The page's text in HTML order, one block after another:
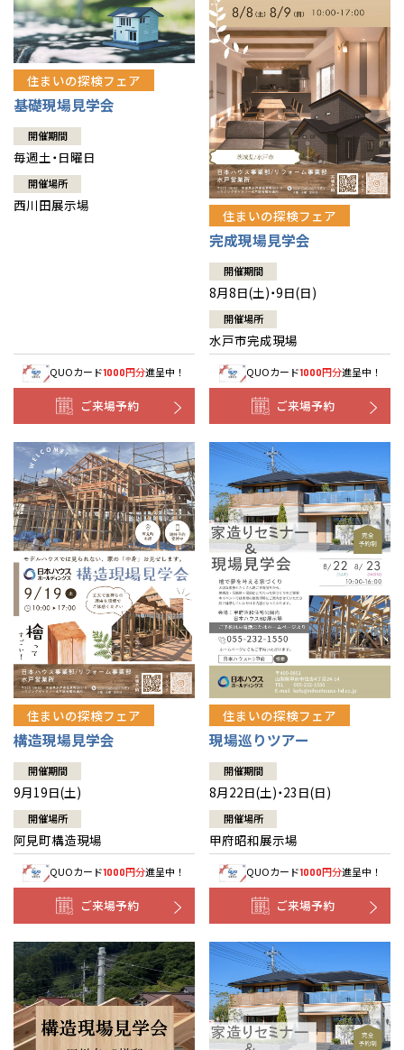
住まいの探検フェア
基礎現場見学会
開催期間
毎週土・日曜日
開催場所
西川田展示場
QUOカード1000円分進呈中！
ご来場予約
住まいの探検フェア
完成現場見学会
開催期間
8月8日(土)・9日(日)
開催場所
水戸市完成現場
QUOカード1000円分進呈中！
ご来場予約
住まいの探検フェア
構造現場見学会
開催期間
9月19日(土)
開催場所
阿見町構造現場
QUOカード1000円分進呈中！
ご来場予約
住まいの探検フェア
現場巡りツアー
開催期間
8月22日(土)・23日(日)
開催場所
甲府昭和展示場
QUOカード1000円分進呈中！
ご来場予約